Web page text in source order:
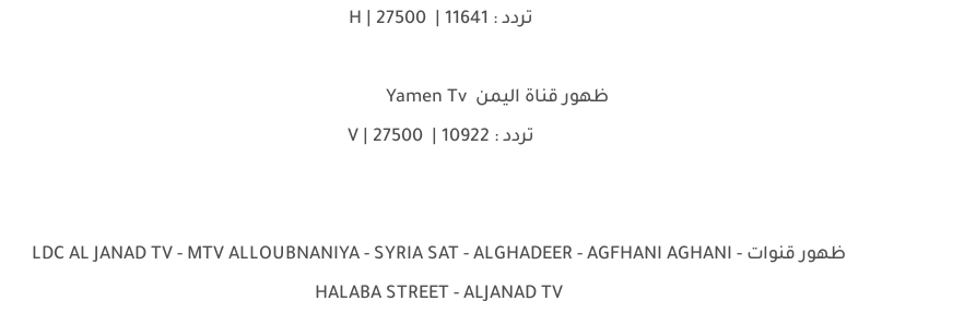
تردد : 11641 | H | 27500
ظهور قناة اليمن Yamen Tv
تردد : 10922 | V | 27500
ظهور قنوات LDC AL JANAD TV - MTV ALLOUBNANIYA - SYRIA SAT - ALGHADEER - AGFHANI AGHANI -
HALABA STREET - ALJANAD TV